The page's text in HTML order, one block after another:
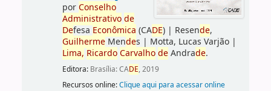
porConselho
Administrativo de
Defesa Econômica (CADE)| Resende,
GuilhermeMendes | Motta, Lucas Varjão|
Lima, Ricardo Carvalho deAndrade.
Editora: Brasília: CADE, 2019
Recursos online:Clique aqui para acessar online